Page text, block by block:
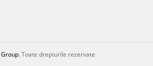
. Toate drepturile rezervate